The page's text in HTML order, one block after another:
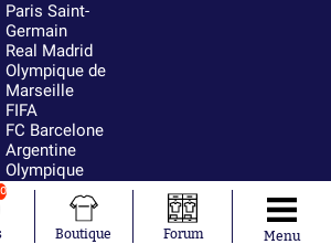
Paris Saint-
Germain
Real Madrid
Olympique de
Marseille
FIFA
FC Barcelone
Argentine
Olympique
lyonnais
AS Monaco
RC Strasbourg
Boutique Forum Menu